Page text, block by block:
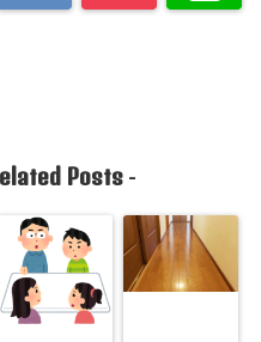
Posts-